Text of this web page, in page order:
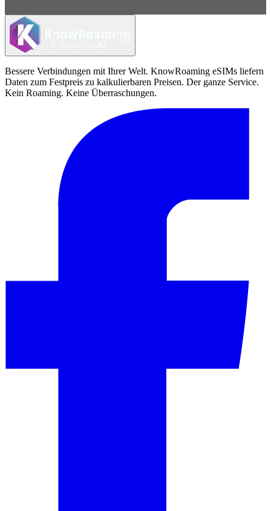
Bessere Verbindungen mit Ihrer Welt. KnowRoaming eSIMs liefern
Daten zum Festpreis zu kalkulierbaren Preisen. Der ganze Service.
Kein Roaming. Keine Überraschungen.